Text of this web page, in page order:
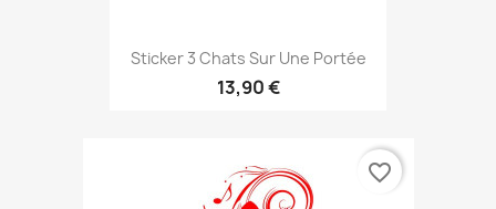
Sticker 3 Chats Sur Une Portée
13,90 €
favorite_border